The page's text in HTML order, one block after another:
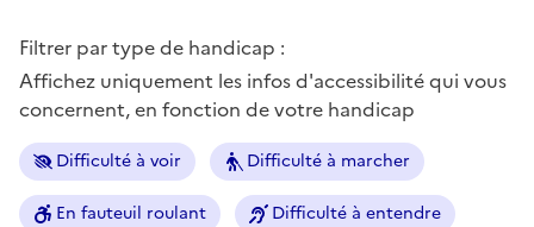
Filtrer par type de handicap :
Affichez uniquement les infos d'accessibilité qui vous
concernent, en fonction de votre handicap
Difficulté à voir Difficulté à marcher
En fauteuil roulant Difficulté à entendre